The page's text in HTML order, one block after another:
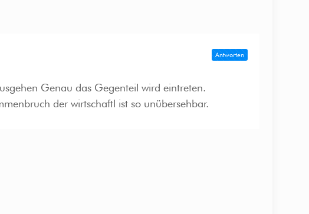
Genau das Gegenteil wird eintreten.
der wirtschaftl ist so unübersehbar.
Antworten